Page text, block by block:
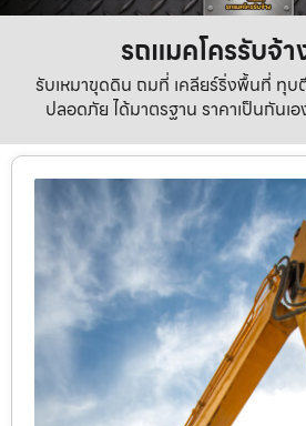
รถแมคโครรับจ้
รับเหมาขุดดิน ถมที่ เคลียร์ริ่งพื้นที่ ทุบ
ปลอดภัย ได้มาตรฐาน ราคาเป็นกันเ